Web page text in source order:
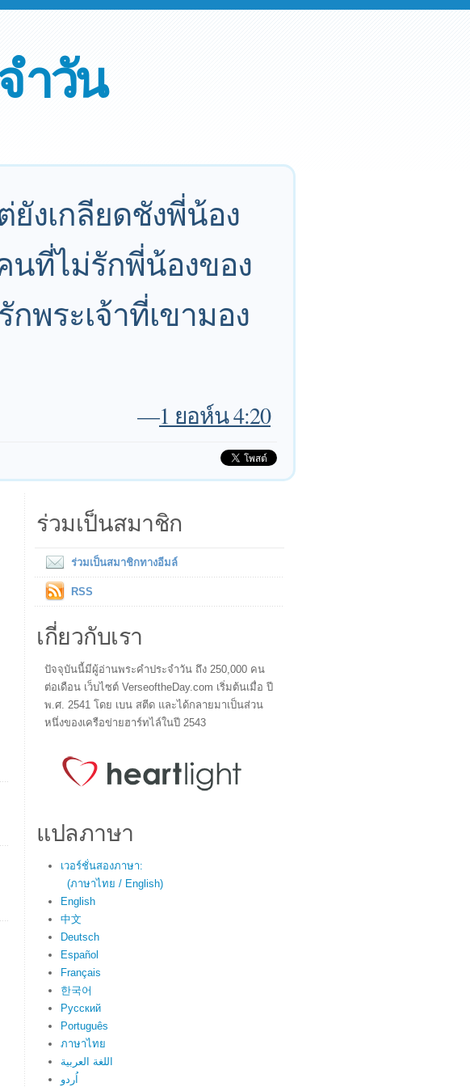
ำวัน
งเกลียดชังพี่น้อง
นที่ไม่รักพี่น้องของ
พระเจ้าที่เขามอง
—1 ยอห์น 4:20
ร่วมเป็นสมาชิก
ร่วมเป็นสมาชิกทางอีมล์
RSS
เกี่ยวกับเรา
ปัจจุบันนี้มีผู้อ่านพระคำประจำวัน ถึง 250,000 คน
ต่อเดือน เว็บไซต์ VerseoftheDay.com เริ่มต้นเมื่อ ปี
พ.ศ. 2541 โดย เบน สตีด และได้กลายมาเป็นส่วน
หนึ่งของเครือข่ายฮาร์ทไล์ในปี 2543
แปลภาษา
เวอร์ชั่นสองภาษา:
(ภาษาไทย / English)
English
中文
Deutsch
Español
Français
한국어
Русский
Português
ภาษาไทย
اللغة العربية
اُردو